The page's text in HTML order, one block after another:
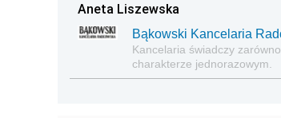
Aneta Liszewska
Bąkowski Kancelaria
Kancelaria świadczy
charakterze jednorazowym.